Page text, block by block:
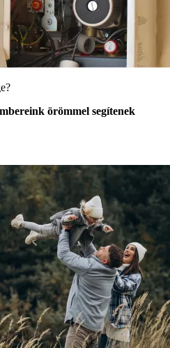
örömmel segítenek